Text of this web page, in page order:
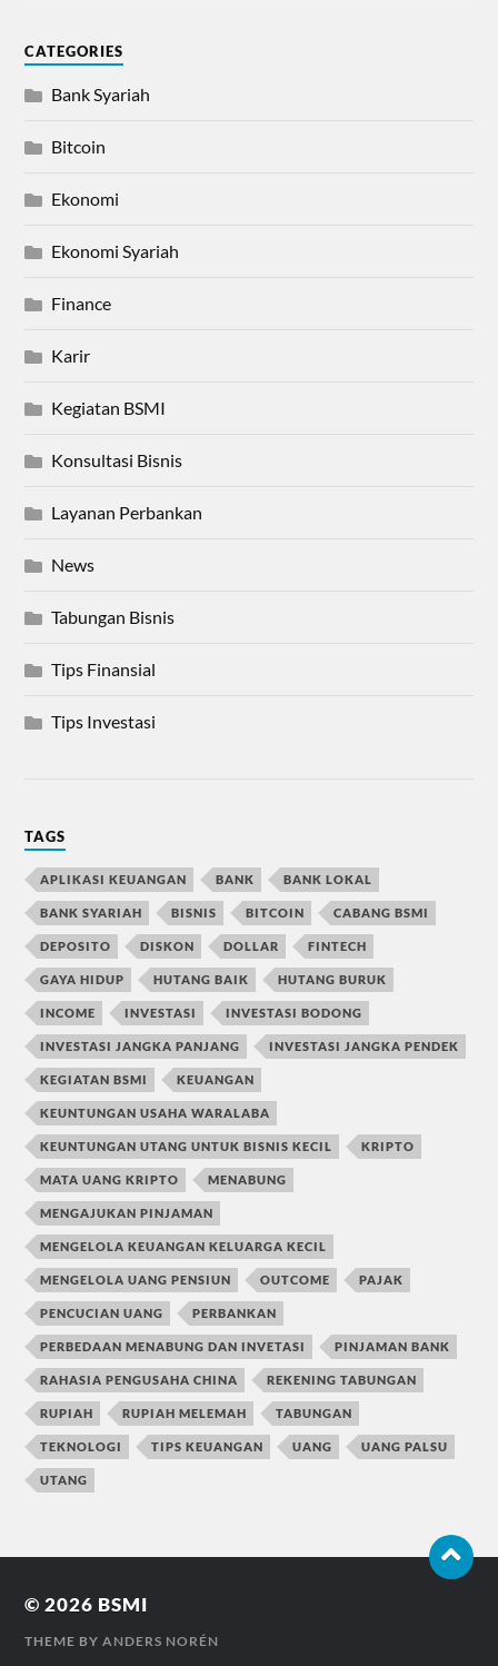
CATEGORIES
Bank Syariah
Bitcoin
Ekonomi
Ekonomi Syariah
Finance
Karir
Kegiatan BSMI
Konsultasi Bisnis
Layanan Perbankan
News
Tabungan Bisnis
Tips Finansial
Tips Investasi
TAGS
APLIKASI KEUANGAN BANK BANK LOKAL
BANK SYARIAH BISNIS BITCOIN CABANG BSMI
DEPOSITO DISKON DOLLAR FINTECH
GAYA HIDUP HUTANG BAIK HUTANG BURUK
INCOME INVESTASI INVESTASI BODONG
INVESTASI JANGKA PANJANG INVESTASI JANGKA PENDEK
KEGIATAN BSMI KEUANGAN
KEUNTUNGAN USAHA WARALABA
KEUNTUNGAN UTANG UNTUK BISNIS KECIL KRIPTO
MATA UANG KRIPTO MENABUNG
MENGAJUKAN PINJAMAN
MENGELOLA KEUANGAN KELUARGA KECIL
MENGELOLA UANG PENSIUN OUTCOME PAJAK
PENCUCIAN UANG PERBANKAN
PERBEDAAN MENABUNG DAN INVETASI PINJAMAN BANK
RAHASIA PENGUSAHA CHINA REKENING TABUNGAN
RUPIAH RUPIAH MELEMAH TABUNGAN
TEKNOLOGI TIPS KEUANGAN UANG UANG PALSU
UTANG
© 2026 BSMI
THEME BYANDERS NORÉN